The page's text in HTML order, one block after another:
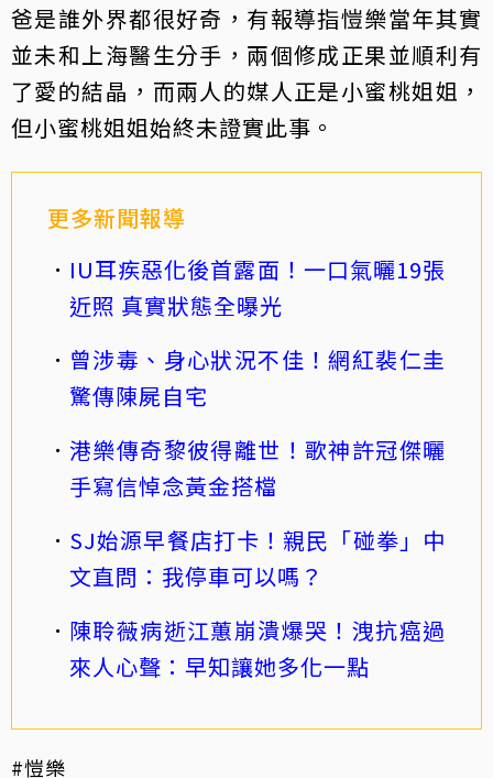
爸是誰外界都很好奇，有報導指愷樂當年其實
並未和上海醫生分手，兩個修成正果並順利有
了愛的結晶，而兩人的媒人正是小蜜桃姐姐，
但小蜜桃姐姐始終未證實此事。
更多新聞報導
IU耳疾惡化後首露面！一口氣曬19張
近照 真實狀態全曝光
曾涉毒、身心狀況不佳！網紅裴仁圭
驚傳陳屍自宅
港樂傳奇黎彼得離世！歌神許冠傑曬
手寫信悼念黃金搭檔
SJ始源早餐店打卡！親民「碰拳」中
文直問：我停車可以嗎？
陳聆薇病逝江蕙崩潰爆哭！洩抗癌過
來人心聲：早知讓她多化一點
#愷樂